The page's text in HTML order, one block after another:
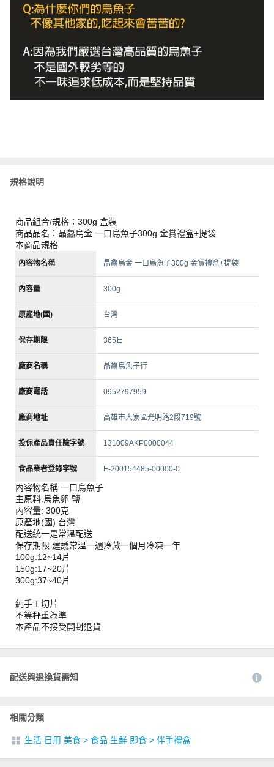
規格說明
商品組合/規格：300g 盒裝
商品品名：晶鱻烏金 一口烏魚子300g 金賞禮盒+提袋
本商品規格
內容物名稱 晶鱻烏金 一口烏魚子300g 金賞禮盒+提袋
內容量 300g
原產地(國) 台灣
保存期限 365日
廠商名稱 晶鱻烏魚子行
廠商電話 0952797959
廠商地址 高雄市大寮區光明路2段719號
投保產品責任險字號 131009AKP0000044
食品業者登錄字號 E-200154485-00000-0
內容物名稱 一口烏魚子
主原料:烏魚卵 鹽
內容量: 300克
原產地(國) 台灣
配送統一是常溫配送
保存期限 建議常溫一週冷藏一個月冷凍一年
100g:12~14片
150g:17~20片
300g:37~40片
純手工切片
不等秤重為準
本產品不接受開封退貨
配送與退換貨需知
相關分類
生活 日用 美食 > 食品 生鮮 即食 > 伴手禮盒